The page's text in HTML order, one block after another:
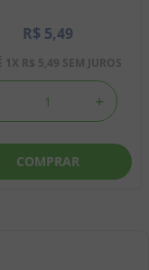
R$ 5,49
1X R$ 5,49 SEM JUROS
＋
COMPRAR